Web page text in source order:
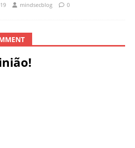
mindsecblog 0